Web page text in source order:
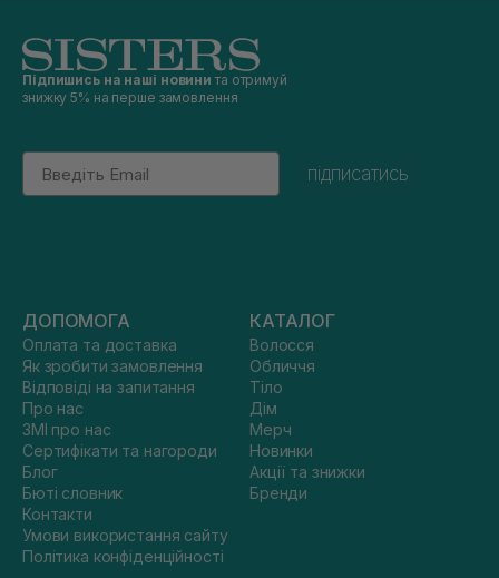
Підпишись на наші новини та отримуй
знижку 5% на перше замовлення
Email
підписатись
ДОПОМОГА
Оплата та доставка
Як зробити замовлення
Відповіді на запитання
Про нас
ЗМІ про нас
Сертифікати та нагороди
Блог
Бюті словник
Контакти
Умови використання сайту
Політика конфіденційності
КАТАЛОГ
Волосся
Обличчя
Тіло
Дім
Мерч
Новинки
Акції та знижки
Бренди